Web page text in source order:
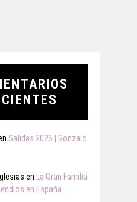
Salidas 2026 | Gonzalo
en
La Gran Familia
en España